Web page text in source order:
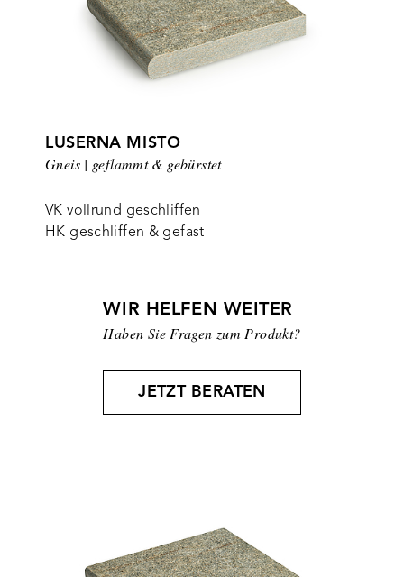
LUSERNA MISTO
Gneis | geflammt & gebürstet
VK vollrund geschliffen
HK geschliffen & gefast
WIR HELFEN WEITER
Haben Sie Fragen zum Produkt?
JETZT BERATEN